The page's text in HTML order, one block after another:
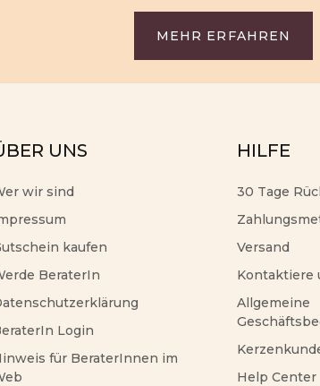
MEHR ERFAHREN
UNS
wir sind
kaufen
BeraterIn
Login
für BeraterInnen im
HILFE
30 Tage
Versand
Kontaktiere
Allgemeine
Help Center